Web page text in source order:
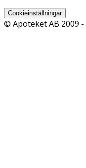
Cookieinställningar
© Apoteket AB 2009 -